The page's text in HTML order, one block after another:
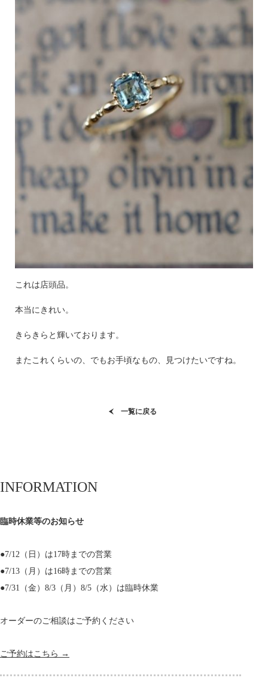
これは店頭品。
本当にきれい。
きらきらと輝いております。
またこれくらいの、でもお手頃なもの、見つけたいですね。
一覧に戻る
INFORMATION
臨時休業等のお知らせ
●7/12（日）は17時までの営業
●7/13（月）は16時までの営業
●7/31（金）8/3（月）8/5（水）は臨時休業
オーダーのご相談はご予約ください
ご予約はこちら →